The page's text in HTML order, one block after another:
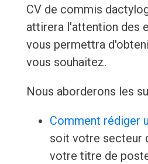
CV de commis
attirera l'attention des
vous permettra
vous souhaitez.
Nous aborderons les
Comment rédiger
soit votre secteur
votre titre de